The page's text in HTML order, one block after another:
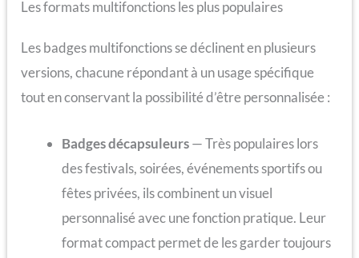
Les formats multifonctions les plus populaires
Les badges multifonctions se déclinent en plusieurs
versions, chacune répondant à un usage spécifique
tout en conservant la possibilité d’être personnalisée :
Badges décapsuleurs— Très populaires lors
des festivals, soirées, événements sportifs ou
fêtes privées, ils combinent un visuel
personnalisé avec une fonction pratique. Leur
format compact permet de les garder toujours